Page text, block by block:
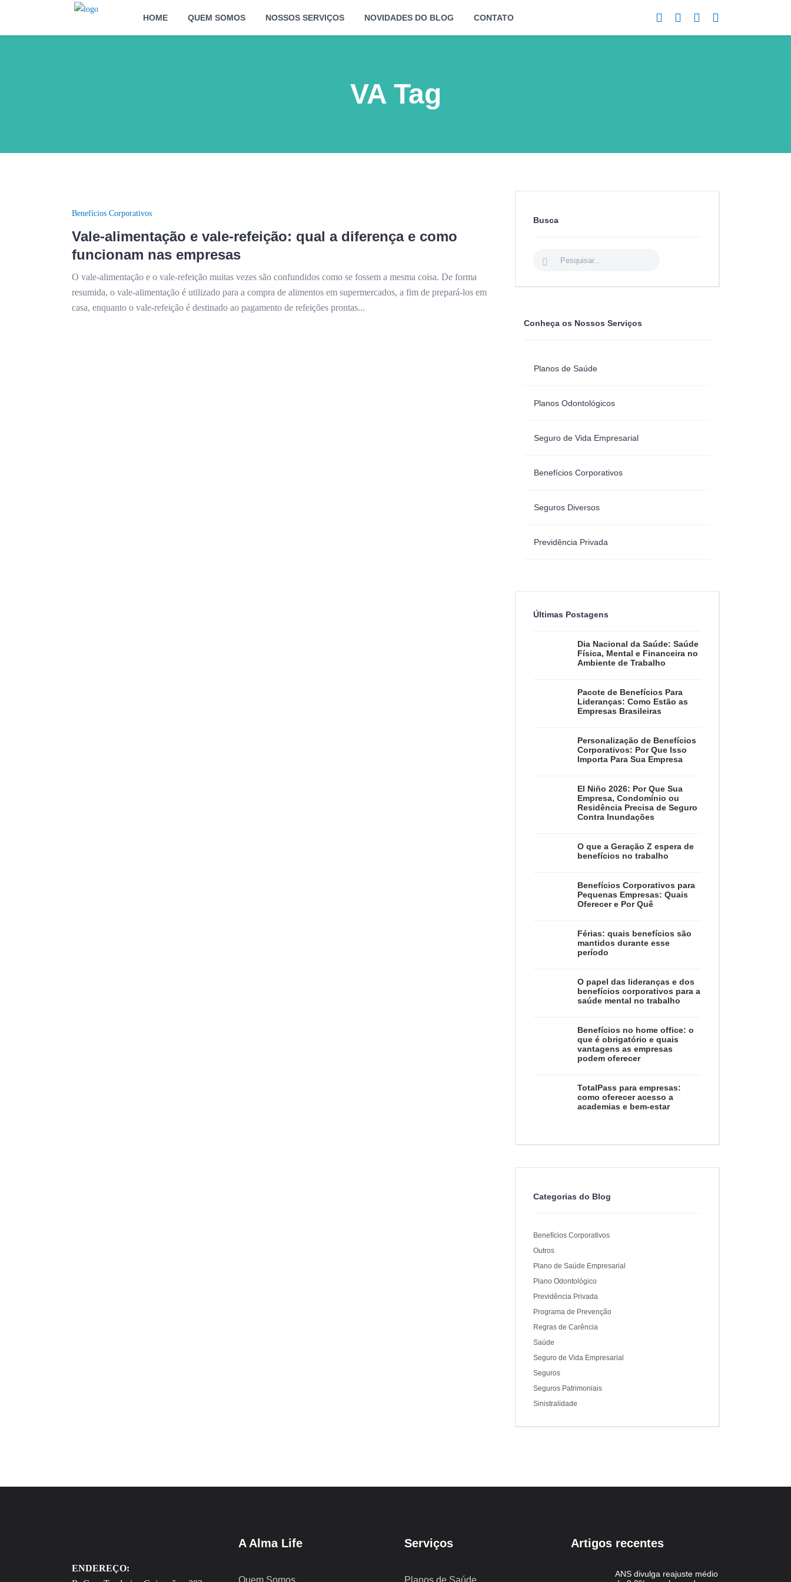
HOME QUEM SOMOS NOSSOS SERVIÇOS NOVIDADES DO BLOG CONTATO
VA Tag
Benefícios Corporativos
Vale-alimentação e vale-refeição: qual a diferença e como
funcionam nas empresas
O vale-alimentação e o vale-refeição muitas vezes são confundidos como se fossem a mesma coisa. De forma
resumida, o vale-alimentação é utilizado para a compra de alimentos em supermercados, a fim de prepará-los em
casa, enquanto o vale-refeição é destinado ao pagamento de refeições prontas...
Busca
Conheça os Nossos Serviços
Planos de Saúde
Planos Odontológicos
Seguro de Vida Empresarial
Benefícios Corporativos
Seguros Diversos
Previdência Privada
Últimas Postagens
Dia Nacional da Saúde: Saúde
Física, Mental e Financeira no
Ambiente de Trabalho
Pacote de Benefícios Para
Lideranças: Como Estão as
Empresas Brasileiras
Personalização de Benefícios
Corporativos: Por Que Isso
Importa Para Sua Empresa
El Niño 2026: Por Que Sua
Empresa, Condomínio ou
Residência Precisa de Seguro
Contra Inundações
O que a Geração Z espera de
benefícios no trabalho
Benefícios Corporativos para
Pequenas Empresas: Quais
Oferecer e Por Quê
Férias: quais benefícios são
mantidos durante esse
período
O papel das lideranças e dos
benefícios corporativos para a
saúde mental no trabalho
Benefícios no home office: o
que é obrigatório e quais
vantagens as empresas
podem oferecer
TotalPass para empresas:
como oferecer acesso a
academias e bem-estar
Categorias do Blog
Benefícios Corporativos
Outros
Plano de Saúde Empresarial
Plano Odontológico
Previdência Privada
Programa de Prevenção
Regras de Carência
Saúde
Seguro de Vida Empresarial
Seguros
Seguros Patrimoniais
Sinistralidade
ENDEREÇO:
A Alma Life
Quem Somos
Serviços
Planos de Saúde
Artigos recentes
ANS divulga reajuste médio